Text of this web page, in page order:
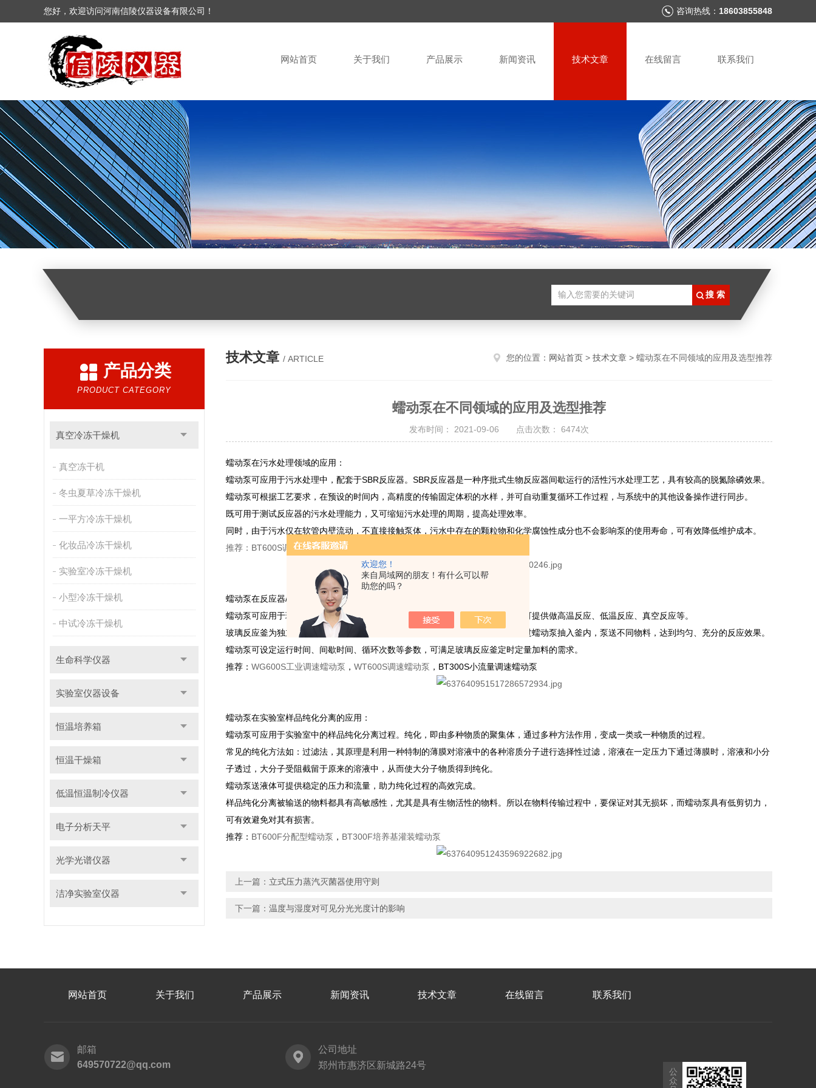
欢迎您！
来自局域网的朋友！有什么可以帮
助您的吗？
您好，欢迎访问河南信陵仪器设备有限公司！ 咨询热线： 18603855848
网站首页 关于我们 产品展示 新闻资讯 技术文章 在线留言 联系我们
产品分类
PRODUCT CATEGORY
真空冷冻干燥机
真空冻干机
冬虫夏草冷冻干燥机
一平方冷冻干燥机
化妆品冷冻干燥机
实验室冷冻干燥机
小型冷冻干燥机
中试冷冻干燥机
生命科学仪器
实验室仪器设备
恒温培养箱
恒温干燥箱
低温恒温制冷仪器
电子分析天平
光学光谱仪器
洁净实验室仪器
技术文章 / ARTICLE 您的位置： 网站首页 > 技术文章 > 蠕动泵在不同领域的应用及选型推荐
蠕动泵在不同领域的应用及选型推荐
发布时间： 2021-09-06 点击次数： 6474次
蠕动泵在污水处理领域的应用：
蠕动泵可应用于污水处理中，配套于SBR反应器。SBR反应器是一种序批式生物反应器间歇运行的活性污水处理工艺，具有较高的脱氮除磷效果。
蠕动泵可根据工艺要求，在预设的时间内，高精度的传输固定体积的水样，并可自动重复循环工作过程，与系统中的其他设备操作进行同步。
既可用于测试反应器的污水处理能力，又可缩短污水处理的周期，提高处理效率。
同时，由于污水仅在软管内壁流动，不直接接触泵体，污水中存在的颗粒物和化学腐蚀性成分也不会影响泵的使用寿命，可有效降低维护成本。
推荐： BT600S调速蠕动泵，BT600F智能灌装蠕动泵
蠕动泵在反应器/反应釜加料的应用：
蠕动泵可应用于玻璃反应釜的加料过程中。玻璃反应釜是一种常见的生化仪器，可提供做高温反应、低温反应、真空反应等。
玻璃反应釜为独立的反应架子，预留加料口较小，加料过程比较困难。因此可通过蠕动泵抽入釜内，泵送不同物料，达到均匀、充分的反应效果。
蠕动泵可设定运行时间、间歇时间、循环次数等参数，可满足玻璃反应釜定时定量加料的需求。
推荐： WG600S工业调速蠕动泵 ， WT600S调速蠕动泵 ，BT300S小流量调速蠕动泵
蠕动泵在实验室样品纯化分离的应用：
蠕动泵可应用于实验室中的样品纯化分离过程。纯化，即由多种物质的聚集体，通过多种方法作用，变成一类或一种物质的过程。
常见的纯化方法如：过滤法，其原理是利用一种特制的薄膜对溶液中的各种溶质分子进行选择性过滤，溶液在一定压力下通过薄膜时，溶液和小分
子透过，大分子受阻截留于原来的溶液中，从而使大分子物质得到纯化。
蠕动泵送液体可提供稳定的压力和流量，助力纯化过程的高效完成。
样品纯化分离被输送的物料都具有高敏感性，尤其是具有生物活性的物料。所以在物料传输过程中，要保证对其无损坏，而蠕动泵具有低剪切力，
可有效避免对其有损害。
推荐： BT600F分配型蠕动泵 ， BT300F培养基灌装蠕动泵
上一篇： 立式压力蒸汽灭菌器使用守则
下一篇： 温度与湿度对可见分光光度计的影响
网站首页 关于我们 产品展示 新闻资讯 技术文章 在线留言 联系我们
邮箱
649570722@qq.com
公司地址
郑州市惠济区新城路24号
公
众